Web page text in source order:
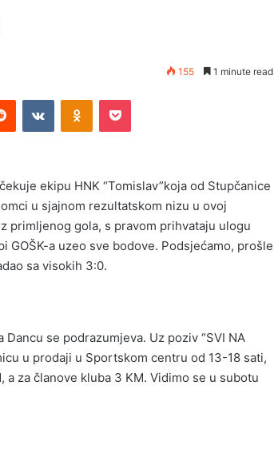
155 1 minute read
Reddit VKontakteOdnoklassniki
Pocket
ekipu HNK “Tomislav”koja od Stupčanice
u sjajnom rezultatskom nizu u ovoj
primljenog gola, s pravom prihvataju ulogu
a uzeo sve bodove. Podsjećamo, prošle
sa visokih 3:0.
se podrazumjeva. Uz poziv “SVI NA
u prodaji u Sportskom centru od 13-18 sati,
za članove kluba 3 KM. Vidimo se u subotu